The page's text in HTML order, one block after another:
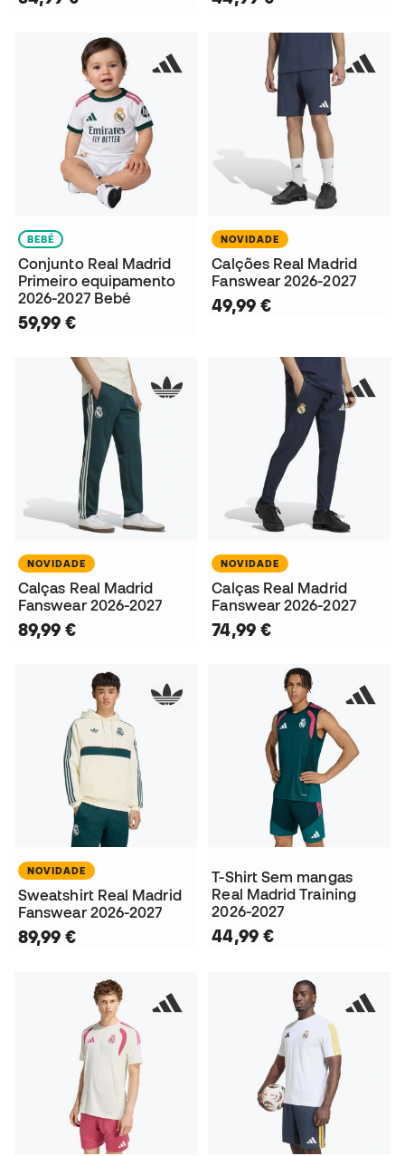
BEBÉ
Conjunto Real Madrid
Primeiro equipamento
2026-2027 Bebé
59,99 €
NOVIDADE
Calções Real Madrid
Fanswear 2026-2027
49,99 €
NOVIDADE
Calças Real Madrid
Fanswear 2026-2027
89,99 €
NOVIDADE
Calças Real Madrid
Fanswear 2026-2027
74,99 €
NOVIDADE
Sweatshirt Real Madrid
Fanswear 2026-2027
89,99 €
T-Shirt Sem mangas
Real Madrid Training
2026-2027
44,99 €